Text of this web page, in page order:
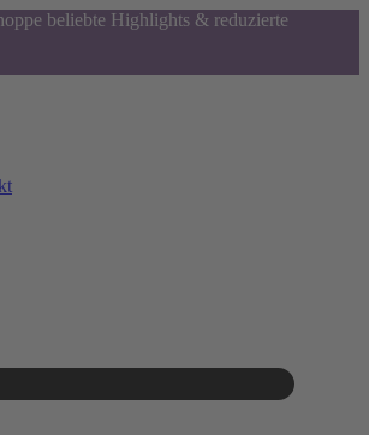
beliebte Highlights & reduzierte